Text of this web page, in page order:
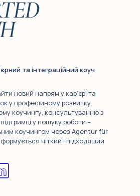
та інтеграційний коуч
новий напрям у кар’єрі та
у професійному розвитку.
коучингу, консультуванню з
у пошуку роботи –
коучингом через Agentur für
чіткий і підходящий